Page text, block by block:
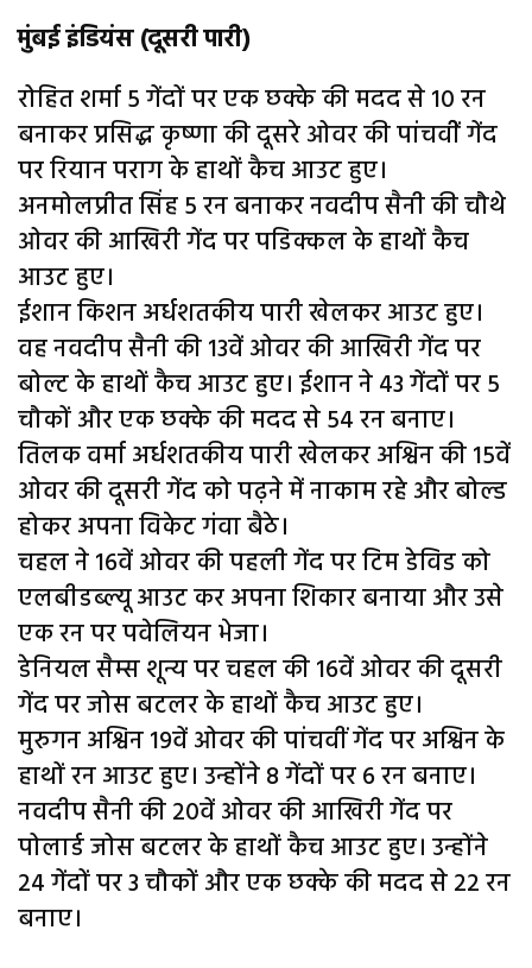
मुंबई इंडियंस (दूसरी पारी)
रोहित शर्मा 5 गेंदों पर एक छक्के की मदद से 10 रन
बनाकर प्रसिद्ध कृष्णा की दूसरे ओवर की पांचवीें गेंद
पर रियान पराग के हाथों कैच आउट हुए।
अनमोलप्रीत सिंह 5 रन बनाकर नवदीप सैनी की चौथे
ओवर की आखिरी गेंद पर पडिक्कल के हाथों कैच
आउट हुए।
ईशान किशन अर्धशतकीय पारी खेलकर आउट हुए।
वह नवदीप सैनी की 13वें ओवर की आखिरी गेंद पर
बोल्ट के हाथों कैच आउट हुए। ईशान ने 43 गेंदों पर 5
चौकों और एक छक्के की मदद से 54 रन बनाए।
तिलक वर्मा अर्धशतकीय पारी खेलकर अश्विन की 15वें
ओवर की दूसरी गेंद को पढ़ने में नाकाम रहे और बोल्ड
होकर अपना विकेट गंवा बैठे।
चहल ने 16वें ओवर की पहली गेंद पर टिम डेविड को
एलबीडब्ल्यू आउट कर अपना शिकार बनाया और उसे
एक रन पर पवेलियन भेजा।
डेनियल सैम्स शून्य पर चहल की 16वें ओवर की दूसरी
गेंद पर जोस बटलर के हाथों कैच आउट हुए।
मुरुगन अश्विन 19वें ओवर की पांचवीं गेंद पर अश्विन के
हाथों रन आउट हुए। उन्होंने 8 गेंदों पर 6 रन बनाए।
नवदीप सैनी की 20वें ओवर की आखिरी गेंद पर
पोलार्ड जोस बटलर के हाथों कैच आउट हुए। उन्होंने
24 गेंदों पर 3 चौकों और एक छक्के की मदद से 22 रन
बनाए।